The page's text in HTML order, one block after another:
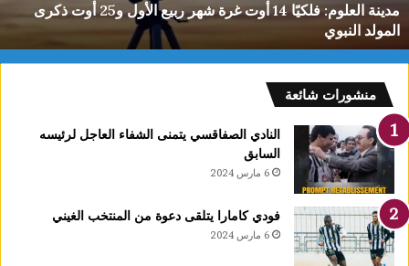
الأول
و25
أوت
ذكرى
المولد
النبوي
مدينة العلوم: فلكيًا 14 أوت غرة شهر ربيع الأول و25 أوت ذكرى
المولد النبوي
منشورات شائعة
النادي الصفاقسي يتمنى الشفاء العاجل لرئيسه
السابق
6 مارس 2024
فودي كامارا يتلقى دعوة من المنتخب الغيني
6 مارس 2024